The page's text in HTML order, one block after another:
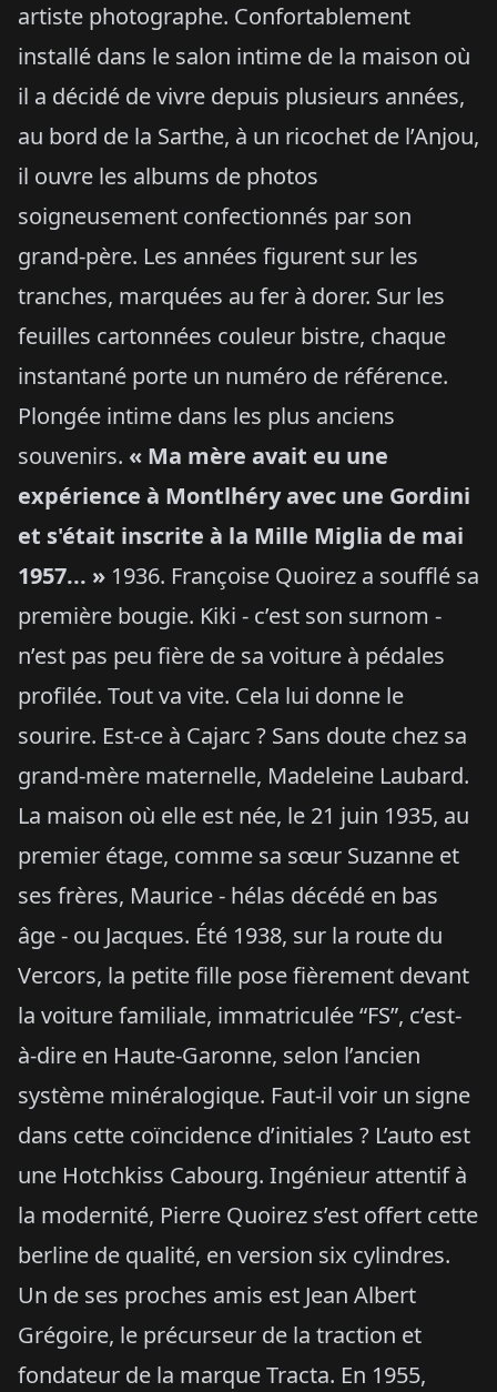
artiste photographe. Confortablement
installé dans le salon intime de la maison où
il a décidé de vivre depuis plusieurs années,
au bord de la Sarthe, à un ricochet de l’Anjou,
il ouvre les albums de photos
soigneusement confectionnés par son
grand-père. Les années figurent sur les
tranches, marquées au fer à dorer. Sur les
feuilles cartonnées couleur bistre, chaque
instantané porte un numéro de référence.
Plongée intime dans les plus anciens
souvenirs. « Ma mère avait eu une
expérience à Montlhéry avec une Gordini
et s'était inscrite à la Mille Miglia de mai
1957... » 1936. Françoise Quoirez a soufflé sa
première bougie. Kiki - c’est son surnom -
n’est pas peu fière de sa voiture à pédales
profilée. Tout va vite. Cela lui donne le
sourire. Est-ce à Cajarc ? Sans doute chez sa
grand-mère maternelle, Madeleine Laubard.
La maison où elle est née, le 21 juin 1935, au
premier étage, comme sa sœur Suzanne et
ses frères, Maurice - hélas décédé en bas
âge - ou Jacques. Été 1938, sur la route du
Vercors, la petite fille pose fièrement devant
la voiture familiale, immatriculée “FS”, c’est-
à-dire en Haute-Garonne, selon l’ancien
système minéralogique. Faut-il voir un signe
dans cette coïncidence d’initiales ? L’auto est
une Hotchkiss Cabourg. Ingénieur attentif à
la modernité, Pierre Quoirez s’est offert cette
berline de qualité, en version six cylindres.
Un de ses proches amis est Jean Albert
Grégoire, le précurseur de la traction et
fondateur de la marque Tracta. En 1955,